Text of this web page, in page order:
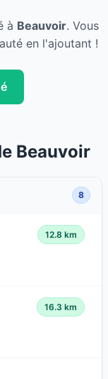
à Beauvoir. Vous
en l'ajoutant !
Beauvoir
8
12.8 km
16.3 km